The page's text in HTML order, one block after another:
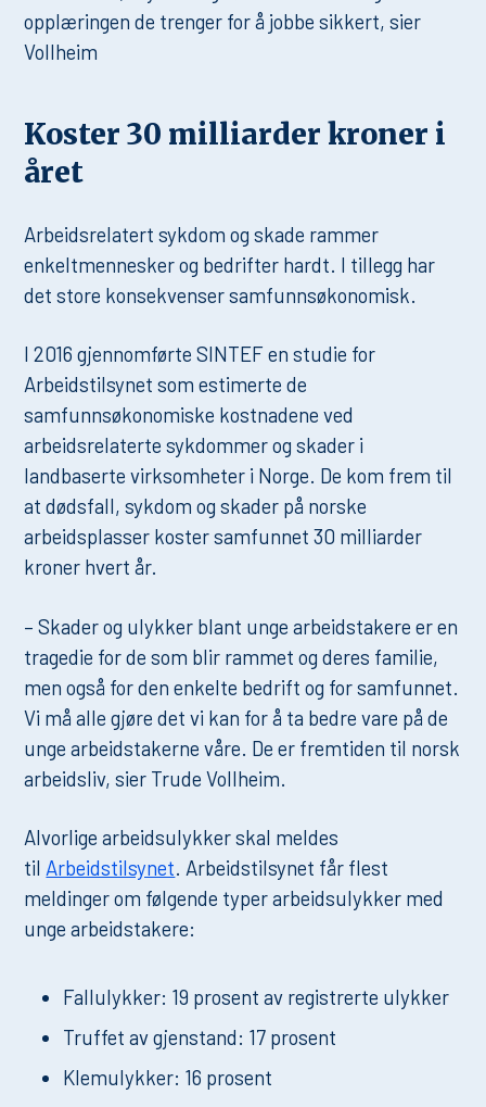
opplæringen de trenger for å jobbe sikkert, sier
Vollheim
Koster 30 milliarder kroner i
året
Arbeidsrelatert sykdom og skade rammer
enkeltmennesker og bedrifter hardt. I tillegg har
det store konsekvenser samfunnsøkonomisk.
I 2016 gjennomførte SINTEF en studie for
Arbeidstilsynet som estimerte de
samfunnsøkonomiske kostnadene ved
arbeidsrelaterte sykdommer og skader i
landbaserte virksomheter i Norge. De kom frem til
at dødsfall, sykdom og skader på norske
arbeidsplasser koster samfunnet 30 milliarder
kroner hvert år.
– Skader og ulykker blant unge arbeidstakere er en
tragedie for de som blir rammet og deres familie,
men også for den enkelte bedrift og for samfunnet.
Vi må alle gjøre det vi kan for å ta bedre vare på de
unge arbeidstakerne våre. De er fremtiden til norsk
arbeidsliv, sier Trude Vollheim.
Alvorlige arbeidsulykker skal meldes
til Arbeidstilsynet. Arbeidstilsynet får flest
meldinger om følgende typer arbeidsulykker med
unge arbeidstakere:
Fallulykker: 19 prosent av registrerte ulykker
Truffet av gjenstand: 17 prosent
Klemulykker: 16 prosent